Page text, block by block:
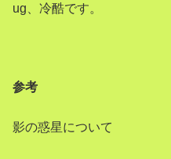
ug、冷酷です。
参考
影の惑星について